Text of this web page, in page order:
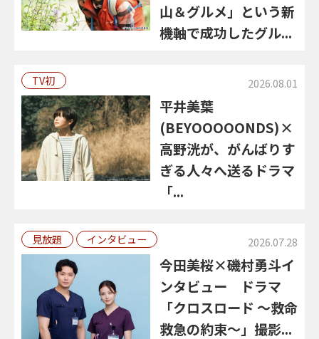
山＆グルメ」という新
機軸で成功したグル...
TV初 2026.08.01
平井美葉
(BEYOOOOONDS)×
高野洸が、がんばりす
ぎる人々へ送るドラマ
「...
見放題 インタビュー 2026.07.28
今田美桜×磯村勇斗イ
ンタビュー ドラマ
「クロスロード ～救命
救急の約束～」撮影...